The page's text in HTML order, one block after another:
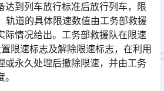
达到列车放行标准后放行列车，限
道的具体限速数值由工务部救援
际情况给出。工务部救援队在限速
限速标志及解除限速标志，在利用
或永久处理后撤除限速，并由工务